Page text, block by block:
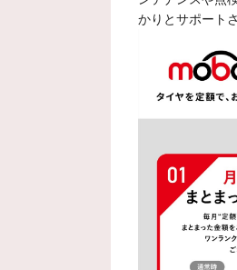
かりとサポート